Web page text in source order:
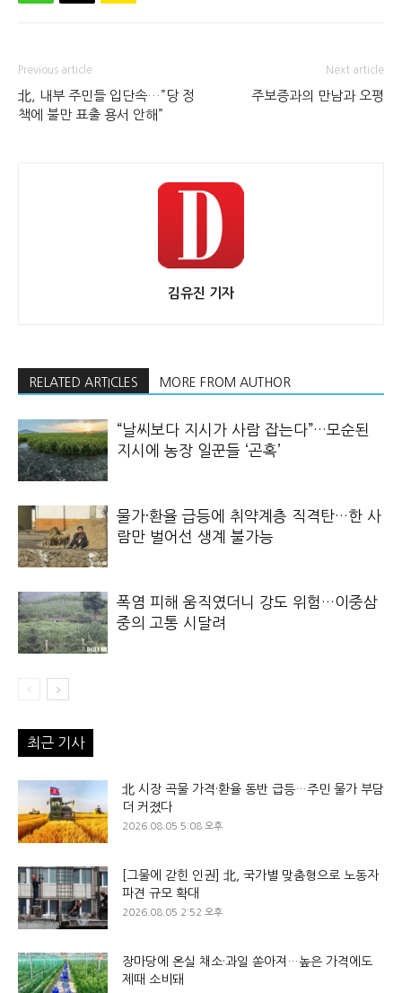
Previous article
北, 내부 주민들 입단속…”당 정
책에 불만 표출 용서 안해”
Next article
주보증과의 만남과 오평
김유진 기자
RELATED ARTICLES MORE FROM AUTHOR
“날씨보다 지시가 사람 잡는다”…모순된
지시에 농장 일꾼들 ‘곤혹’
물가·환율 급등에 취약계층 직격탄…한 사
람만 벌어선 생계 불가능
폭염 피해 움직였더니 강도 위험…이중삼
중의 고통 시달려
최근 기사
北 시장 곡물 가격·환율 동반 급등…주민 물가 부담
더 커졌다
2026.08.05 5:08 오후
[그물에 갇힌 인권] 北, 국가별 맞춤형으로 노동자
파견 규모 확대
2026.08.05 2:52 오후
장마당에 온실 채소·과일 쏟아져…높은 가격에도
제때 소비돼